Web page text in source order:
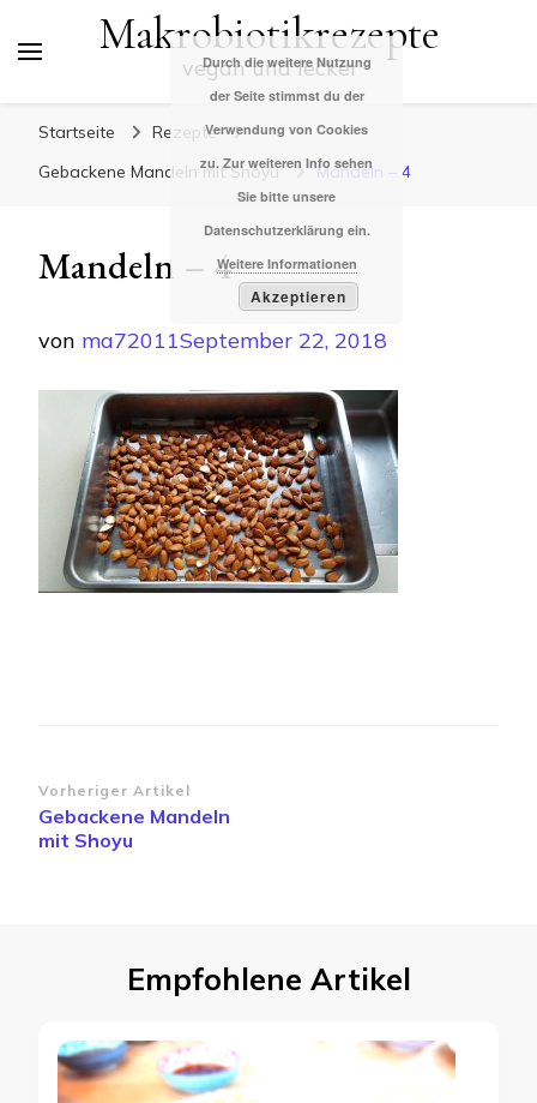
Makrobiotikrezepte
vegan und lecker
Startseite
Rezepte
Gebackene Mandeln mit Shoyu
Mandeln – 4
Mandeln – 4
von ma72011September 22, 2018
Beitragsnavigation
Vorheriger Artikel
Gebackene Mandeln
mit Shoyu
Empfohlene Artikel
Durch die weitere Nutzung
der Seite stimmst du der
Verwendung von Cookies
zu. Zur weiteren Info sehen
Sie bitte unsere
Datenschutzerklärung ein.
Weitere Informationen
Akzeptieren